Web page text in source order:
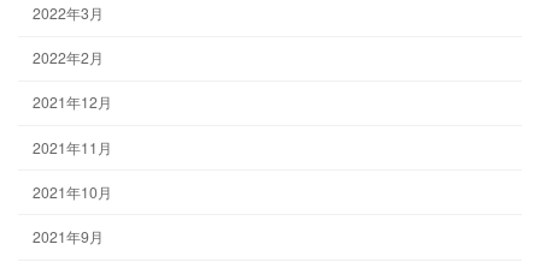
2022年3月
2022年2月
2021年12月
2021年11月
2021年10月
2021年9月